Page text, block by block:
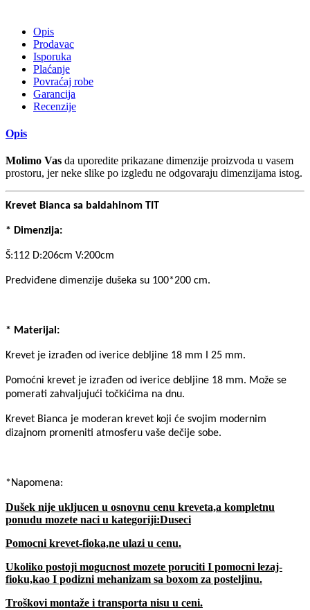
Opis
Prodavac
Isporuka
Plaćanje
Povraćaj robe
Garancija
Recenzije
Opis
Molimo Vas da uporedite prikazane dimenzije proizvoda u vasem
prostoru, jer neke slike po izgledu ne odgovaraju dimenzijama istog.
Krevet Bianca sa baldahinom TIT
* Dimenzija:
Š:112 D:206cm V:200cm
Predviđene dimenzije dušeka su 100*200 cm.
* Materijal:
Krevet je izrađen od iverice debljine 18 mm I 25 mm.
Pomoćni krevet je izrađen od iverice debljine 18 mm. Može se
pomerati zahvaljujući točkićima na dnu.
Krevet Bianca je moderan krevet koji će svojim modernim
dizajnom promeniti atmosferu vaše dečije sobe.
*Napomena:
Dušek nije ukljucen u osnovnu cenu kreveta,a kompletnu
ponudu mozete naci u kategoriji:Duseci
Pomocni krevet-fioka,ne ulazi u cenu.
Ukoliko postoji mogucnost mozete poruciti I pomocni lezaj-
fioku,kao I podizni mehanizam sa boxom za posteljinu.
Troškovi montaže i transporta nisu u ceni.